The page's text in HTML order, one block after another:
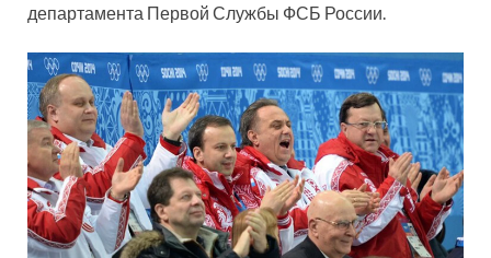
департамента Первой Службы ФСБ России.